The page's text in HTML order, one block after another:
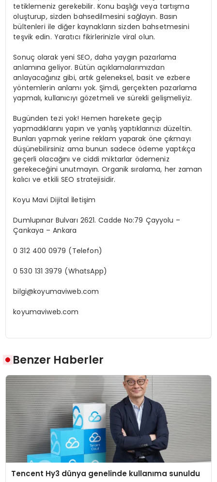
tetiklemeniz gerekebilir. Konu başlığı veya tartışma
oluşturup, sizden bahsedilmesini sağlayın. Basın
bültenleri ile diğer kaynakların sizden bahsetmesini
teşvik edin. Yaratıcı fikirlerinizle viral olun.
Sonuç olarak yeni SEO, daha yaygın pazarlama
anlamına geliyor. Bütün açıklamalarımızdan
anlayacağınız gibi, artık geleneksel, basit ve ezbere
yöntemlerin anlamı yok. Şimdi, gerçekten pazarlama
yapmalı, kullanıcıyı gözetmeli ve sürekli gelişmeliyiz.
Bugünden tezi yok! Hemen harekete geçip
yapmadıklarını yapın ve yanlış yaptıklarınızı düzeltin.
Bunları yapmak yerine reklam yaparak öne çıkmayı
düşünebilirsiniz ama bunun sadece ödeme yaptıkça
geçerli olacağını ve ciddi miktarlar ödemeniz
gerekeceğini unutmayın. Organik sıralama, her zaman
kalıcı ve etkili SEO stratejisidir.
Koyu Mavi Dijital İletişim
Dumlupınar Bulvarı 2621. Cadde No:79 Çayyolu –
Çankaya – Ankara
0 312 400 0979 (Telefon)
0 530 131 3979 (WhatsApp)
bilgi@koyumaviweb.com
koyumaviweb.com
Benzer Haberler
Tencent Hy3 dünya genelinde kullanıma sunuldu